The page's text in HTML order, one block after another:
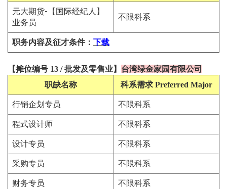
元大期货-【国际经纪人】
业务员
不限科系
职务内容及征才条件： 下载
【摊位编号 13 /批发及零售业】 台湾绿金家园有限公司
职缺名称
科系需求 Preferred Major
行销企划专员 不限科系
程式设计师 不限科系
设计专员 不限科系
采购专员 不限科系
财务专员 不限科系